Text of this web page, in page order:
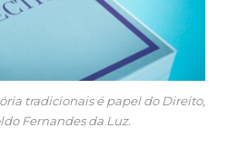
tradicionais é papel do Direito,
Fernandes da Luz.